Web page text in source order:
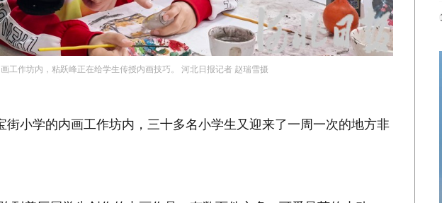
工作坊内，粘跃峰正在给学生传授内画技巧。 河北日报记者 赵瑞雪摄
街小学的内画工作坊内，三十多名小学生又迎来了一周一次的地方非